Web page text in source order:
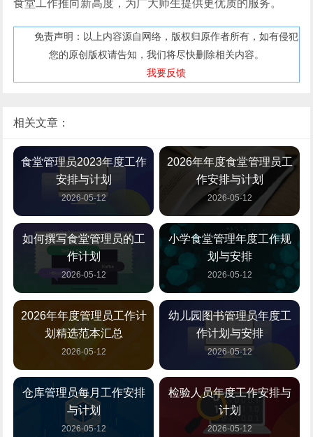
食堂工作推向新高度，为广大师生提供更优质的服务。
免责声明：以上内容源自网络，版权归原作者所有，如有侵犯
您的原创版权请告知，我们将尽快删除相关内容。
我要反馈
相关文章：
食堂管理员2023年度工作
安排与计划
2026-05-12
2026年年度食堂管理员工
作安排与计划
2026-05-12
如何撰写食堂管理员的工
作计划
2026-05-12
小学食堂管理年度工作规
划与安排
2026-05-12
2026年年度管理员工作计
划精选范本汇总
2026-05-12
幼儿园图书管理员年度工
作计划与安排
2026-05-12
仓库管理员每月工作安排
与计划
2026-05-12
检验人员年度工作安排与
计划
2026-05-12